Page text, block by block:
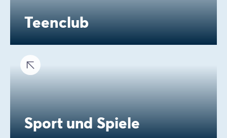
Teenclub
Sport und Spiele